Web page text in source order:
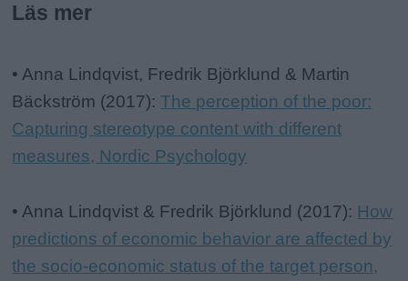
Fakta:
Läs mer
• Anna Lindqvist, Fredrik Björklund & Martin
Bäckström (2017):The perception of the poor:
Capturing stereotype content with different
measures, Nordic Psychology
• Anna Lindqvist & Fredrik Björklund (2017): How
predictions of economic behavior are affected by
the socio-economic status of the target person,